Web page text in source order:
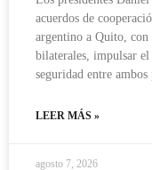
acuerdos de
argentino a Quito,
bilaterales, impulsar
seguridad entre ambos
LEER MÁS »
agosto 7, 2026